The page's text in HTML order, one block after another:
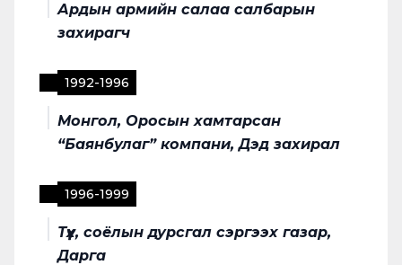
Ардын армийн салаа салбарын
захирагч
1992-1996
Монгол, Оросын хамтарсан
“Баянбулаг” компани, Дэд захирал
1996-1999
Түүх, соёлын дурсгал сэргээх газар,
Дарга